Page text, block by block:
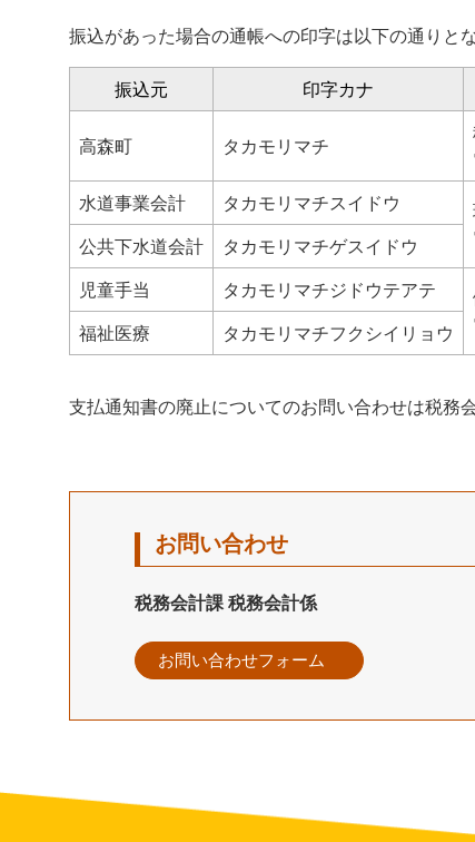
振込があった場合の通帳への印字は以下の通りとな
振込元 印字カナ
高森町 タカモリマチ
水道事業会計
タカモリマチスイドウ
公共下水道会計
タカモリマチゲスイドウ
児童手当
タカモリマチジドウテアテ
福祉医療 タカモリマチフクシイリョウ
支払通知書の廃止についてのお問い合わせは税務
お問い合わせ
税務会計課 税務会計係
お問い合わせフォーム